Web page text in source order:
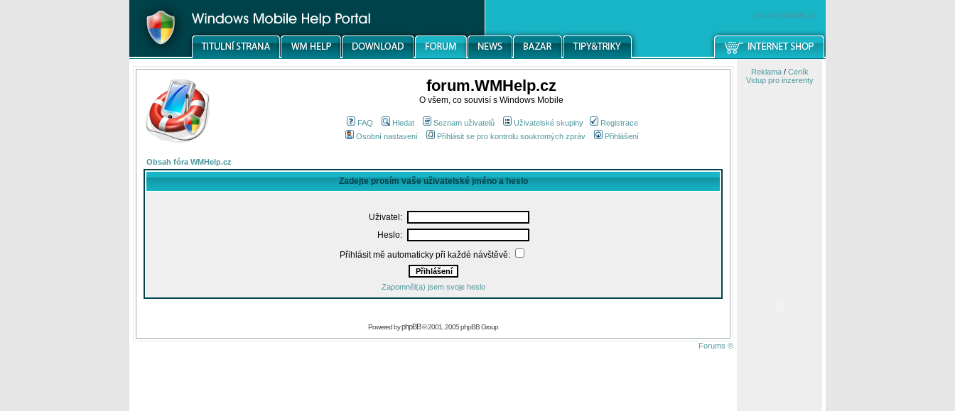
windowsmobile.cz
forum.WMHelp.cz
O všem, co souvisí s Windows Mobile
FAQ Hledat Seznam uživatelů Uživatelské skupiny
Registrace
Osobní nastavení
Přihlásit se pro kontrolu soukromých zpráv Přihlášení
Obsah fóra WMHelp.cz
Zadejte prosím vaše uživatelské jméno a heslo
Uživatel:
Heslo:
Přihlásit mě automaticky při každé návštěvě:
Zapomněl(a) jsem svoje heslo
Powered byphpBB© 2001, 2005 phpBB Group
Forums ©
Reklama/ Ceník
Vstup pro inzerenty